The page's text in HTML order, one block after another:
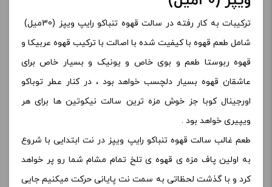
ترکیبات به کار رفته در سالت قهوه تنباکو رایپ ویپز (30میل)
شامل طعم قهوه با کیفیت شده با اصالت با ترکیب قهوه عربیکا و
قهوه ربوستا طعم و بوی خاص و یونیک و بسیار خاص برای
عاشقان قهوه بسیار دلچسب خواهد بود ، در کنار عطر توباکو
اورجینال کوبا جز خوش مزه ترین سالت نیکوتین ها برای هر
ویپیری خواهد بود .
طعم غالب سالت قهوه تنباکو رایپ ویپز در نت ابتدایی با شروع
به اولین پاف مزه ی قهوه ی تلخ تمام مشام شما رو پر خواهد
کرد و با گذشت لحظاتی به سمت نت پایانی حرکت میکنیم جایی